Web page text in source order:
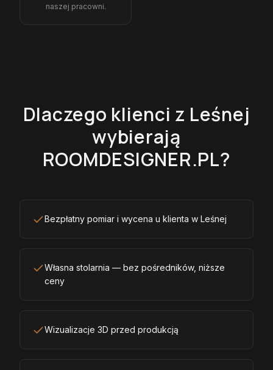
naszej pracowni.
Dlaczego klienci z Leśnej
wybierają
ROOMDESIGNER.PL?
Bezpłatny pomiar i wycena u klienta w Leśnej
Własna stolarnia — bez pośredników, niższe
ceny
Wizualizacje 3D przed produkcją